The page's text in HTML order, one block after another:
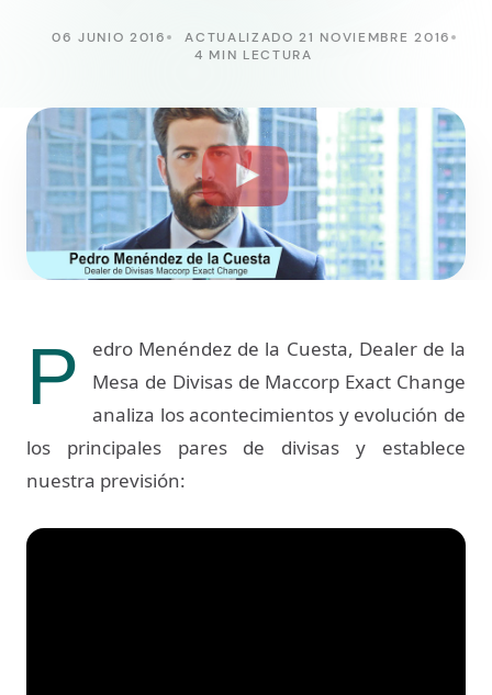
06 JUNIO 2016
ACTUALIZADO 21 NOVIEMBRE 2016
4 MIN LECTURA
P
edro Menéndez de la Cuesta, Dealer de la
Mesa de Divisas de Maccorp Exact Change
analiza los acontecimientos y evolución de
los principales pares de divisas y establece
nuestra previsión: